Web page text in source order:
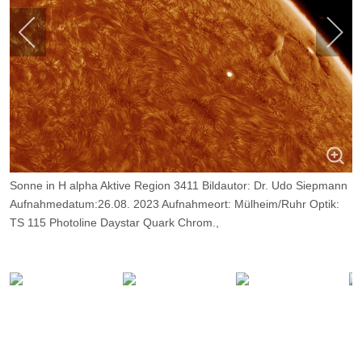
Sonne in H alpha Aktive Region 3411 Bildautor: Dr. Udo Siepmann
Aufnahmedatum:26.08. 2023 Aufnahmeort: Mülheim/Ruhr Optik:
TS 115 Photoline Daystar Quark Chrom.,